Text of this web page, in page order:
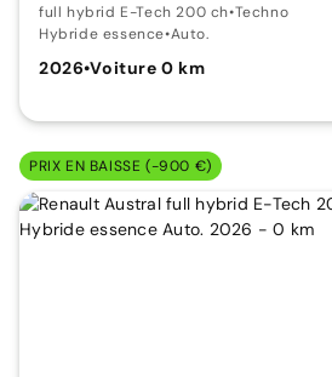
full hybrid E-Tech 200 ch•Techno
Hybride essence•Auto.
2026•Voiture 0 km
PRIX EN BAISSE (-900 €)